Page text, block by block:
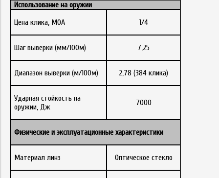
Использование на оружии
Цена клика, МОА
1/4
Шаг выверки (мм/100м) 7,25
Диапазон выверки (м/100м) 2,78 (384 клика)
Ударная стойкость на
оружии, Дж
7000
Физические и эксплуатационные характеристики
Материал линз Оптическое стекло